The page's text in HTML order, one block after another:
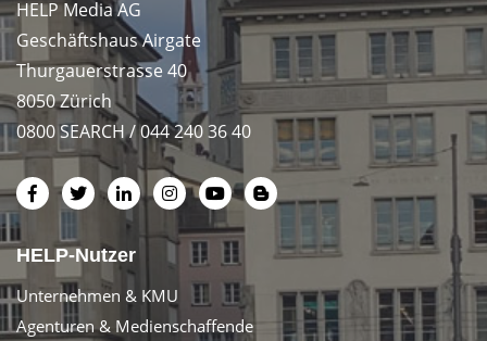
HELP Media AG
Geschäftshaus Airgate
Thurgauerstrasse 40
8050 Zürich
0800 SEARCH / 044 240 36 40
HELP-Nutzer
Unternehmen & KMU
Agenturen & Medienschaffende